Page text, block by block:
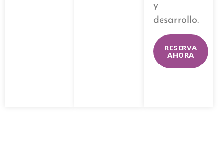
y
desarrollo.
RESERVA
AHORA